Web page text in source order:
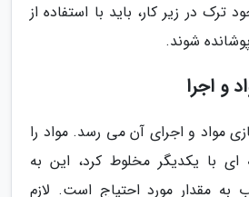
در زیر کار، باید با استفاده از
شوند.
مواد و اجرای آن می رسد. مواد را
با یکدیگر مخلوط کرد، این به
به مقدار مورد احتیاج است. لازم